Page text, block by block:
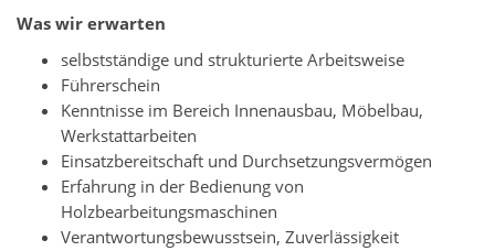
Was wir erwarten
selbstständige und strukturierte Arbeitsweise
Führerschein
Kenntnisse im Bereich Innenausbau, Möbelbau,
Werkstattarbeiten
Einsatzbereitschaft und Durchsetzungsvermögen
Erfahrung in der Bedienung von
Holzbearbeitungsmaschinen
Verantwortungsbewusstsein, Zuverlässigkeit